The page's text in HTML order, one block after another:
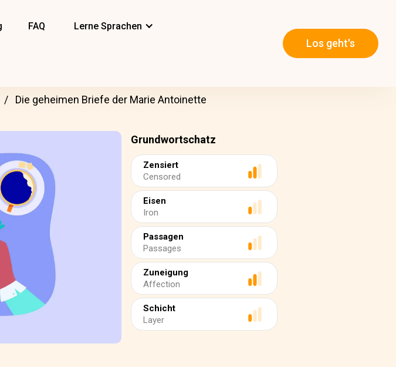
FAQ Lerne Sprachen
Los geht's
Die geheimen Briefe der Marie Antoinette
Grundwortschatz
Zensiert
Censored
Eisen
Iron
Passagen
Passages
Zuneigung
Affection
Schicht
Layer